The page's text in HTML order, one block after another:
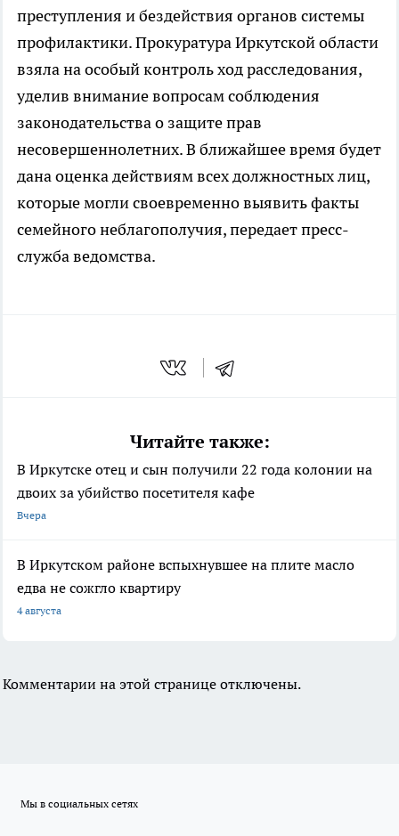
преступления и бездействия органов системы
профилактики. Прокуратура Иркутской области
взяла на особый контроль ход расследования,
уделив внимание вопросам соблюдения
законодательства о защите прав
несовершеннолетних. В ближайшее время будет
дана оценка действиям всех должностных лиц,
которые могли своевременно выявить факты
семейного неблагополучия, передает пресс-
служба ведомства.
Читайте также:
В Иркутске отец и сын получили 22 года колонии на
двоих за убийство посетителя кафе
Вчера
В Иркутском районе вспыхнувшее на плите масло
едва не сожгло квартиру
4 августа
Комментарии на этой странице отключены.
Мы в социальных сетях